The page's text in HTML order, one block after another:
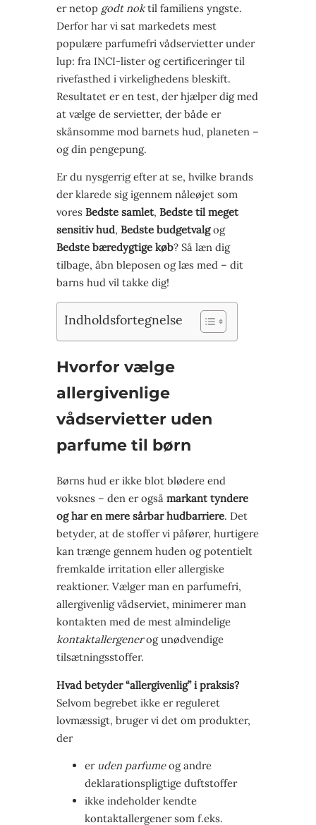
er netop godt noktil familiens yngste.
Derfor har vi sat markedets mest
populære parfumefri vådservietter under
lup: fra INCI-lister og certificeringer til
rivefasthed i virkelighedens bleskift.
Resultatet er en test, der hjælper dig med
at vælge de servietter, der både er
skånsomme mod barnets hud, planeten –
og din pengepung.
Er du nysgerrig efter at se, hvilke brands
der klarede sig igennem nåleøjet som
vores Bedste samlet, Bedste til meget
sensitiv hud, Bedste budgetvalgog
Bedste bæredygtige køb? Så læn dig
tilbage, åbn bleposen og læs med – dit
barns hud vil takke dig!
Indholdsfortegnelse
Hvorfor vælge
allergivenlige
vådservietter uden
parfume til børn
Børns hud er ikke blot blødere end
voksnes – den er også markant tyndere
og har en mere sårbar hudbarriere. Det
betyder, at de stoffer vi påfører, hurtigere
kan trænge gennem huden og potentielt
fremkalde irritation eller allergiske
reaktioner. Vælger man en parfumefri,
allergivenlig vådserviet, minimerer man
kontakten med de mest almindelige
kontaktallergenerog unødvendige
tilsætningsstoffer.
Hvad betyder “allergivenlig” i praksis?
Selvom begrebet ikke er reguleret
lovmæssigt, bruger vi det om produkter,
der
er uden parfumeog andre
deklarationspligtige duftstoffer
ikke indeholder kendte
kontaktallergener som f.eks.